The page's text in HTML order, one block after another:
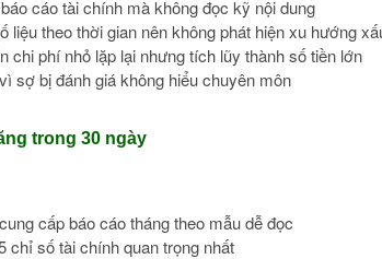
cáo tài chính mà không đọc kỹ nội dung
liệu theo thời gian nên không phát hiện xu hướng
chi phí nhỏ lặp lại nhưng tích lũy thành số tiền lớn
sợ bị đánh giá không hiểu chuyên môn
trong 30 ngày
cấp báo cáo tháng theo mẫu dễ đọc
chỉ số tài chính quan trọng nhất